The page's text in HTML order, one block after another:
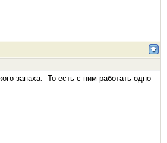
запаха. То есть с ним работать одно